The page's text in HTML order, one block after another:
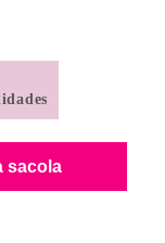
sacola